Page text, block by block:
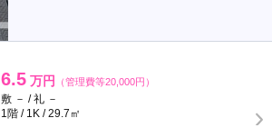
6.5 万円 （管理費等20,000円）
敷 － / 礼 －
1階 / 1K / 29.7㎡